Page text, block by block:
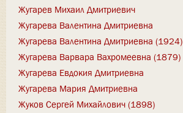
Жугарев Михаил Дмитриевич
Жугарева Валентина Дмитриевна
Жугарева Валентина Дмитриевна (1924)
Жугарева Варвара Вахромеевна (1879)
Жугарева Евдокия Дмитриевна
Жугарева Мария Дмитриевна
Жуков Сергей Михайлович (1898)